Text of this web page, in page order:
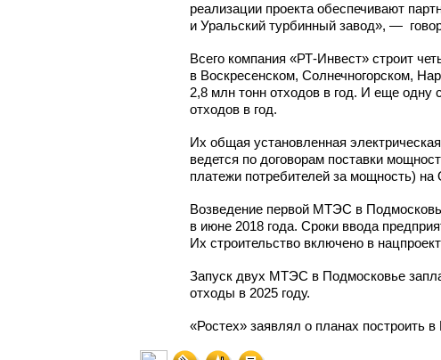
реализации проекта обеспечивают
и Уральский турбинный завод», —
Всего компания «РТ-Инвест» строит
в Воскресенском, Солнечногорском,
2,8 млн тонн отходов в год. И еще одну
отходов в год.
Их общая установленная
ведется по договорам поставки
платежи потребителей за мощность)
Возведение первой МТЭС в
в июне 2018 года. Сроки ввода
Их строительство включено в
Запуск двух МТЭС в Подмосковье
отходы в 2025 году.
«Ростех» заявлял о планах построить